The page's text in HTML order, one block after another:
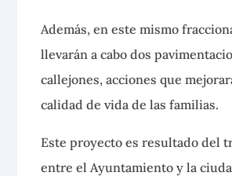
Además, en este mismo
llevarán a cabo dos
callejones, acciones que
calidad de vida de las familias.
Este proyecto es resultado del
entre el Ayuntamiento y la